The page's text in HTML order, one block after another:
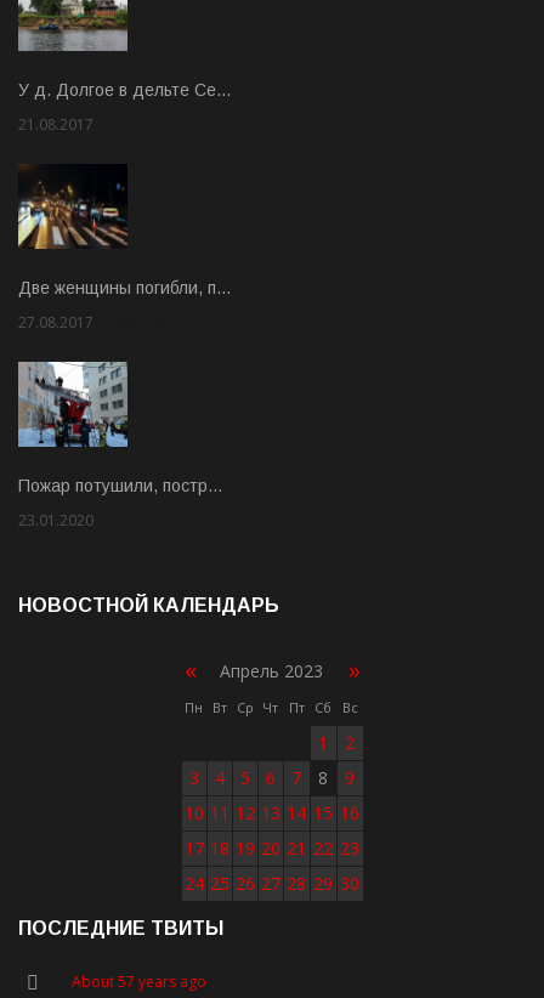
У д. Долгое в дельте Се…
21.08.2017
Две женщины погибли, п…
27.08.2017
Пожар потушили, постр…
23.01.2020
НОВОСТНОЙ КАЛЕНДАРЬ
« Апрель 2023 »
Пн Вт Ср Чт Пт Сб Вс
1
2
3
4 5 6 7 8
9
10 11 12 13 14 15 16
17 18 19 20 21 22 23
24 25 26 27 28 29 30
ПОСЛЕДНИЕ ТВИТЫ
About 57 years ago